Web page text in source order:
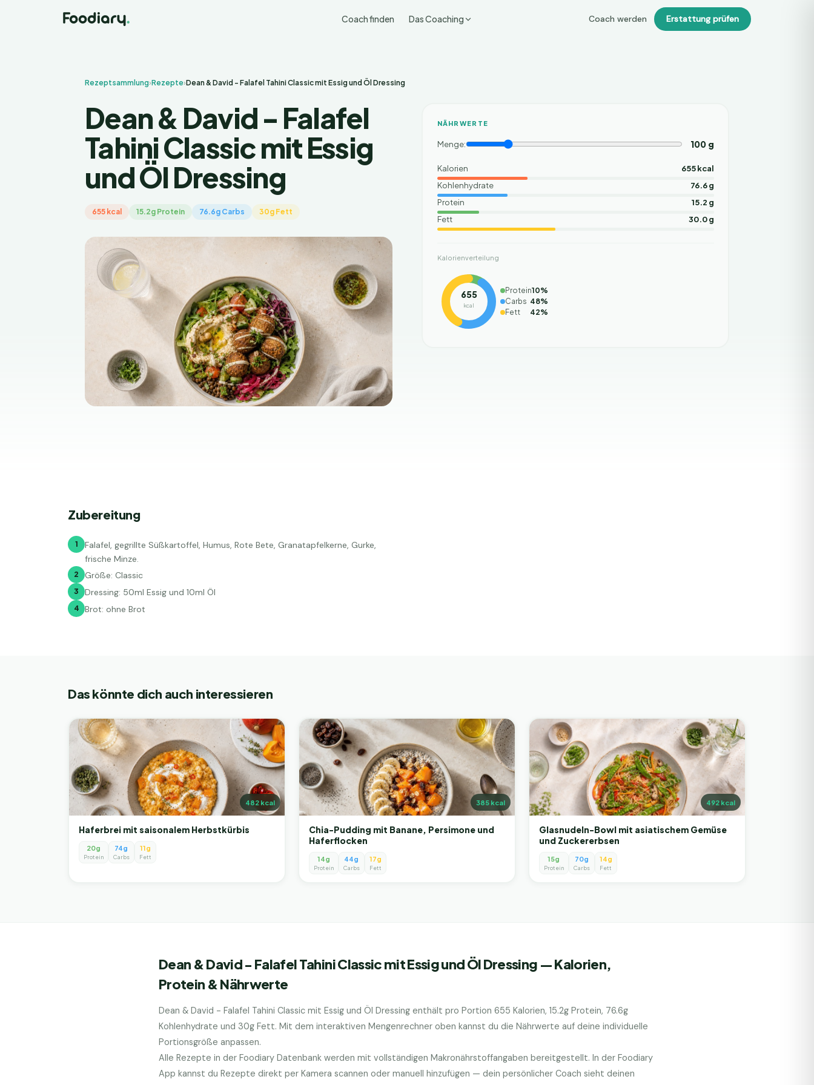
Coach finden Das Coaching Coach werden Erstattung prüfen
Rezeptsammlung›Rezepte›Dean & David - Falafel Tahini Classic mit Essig und Öl Dressing
Dean & David - Falafel
Tahini Classic mit Essig
und Öl Dressing
655 kcal 15.2g Protein 76.6g Carbs 30g Fett
NÄHRWERTE
Menge: 100g
Kalorien
655 kcal
Kohlenhydrate
76.6 g
Protein
15.2 g
Fett
30.0 g
Kalorienverteilung
655
kcal
Protein10%
Carbs 48%
Fett
42%
Zubereitung
1
Falafel, gegrillte Süßkartoffel, Humus, Rote Bete, Granatapfelkerne, Gurke,
frische Minze.
2 Größe: Classic
3 Dressing: 50ml Essig und 10ml Öl
4 Brot: ohne Brot
Das könnte dich auch interessieren
482kcal
Haferbrei mit saisonalem Herbstkürbis
20g
Protein
74g
Carbs
11g
Fett
385kcal
Chia-Pudding mit Banane, Persimone und
Haferflocken
14g
Protein
44g
Carbs
17g
Fett
492kcal
Glasnudeln-Bowl mit asiatischem Gemüse
und Zuckererbsen
15g
Protein
70g
Carbs
14g
Fett
Dean & David - Falafel Tahini Classic mit Essig und Öl Dressing — Kalorien,
Protein & Nährwerte
Dean & David - Falafel Tahini Classic mit Essig und Öl Dressing enthält pro Portion 655 Kalorien, 15.2g Protein, 76.6g
Kohlenhydrate und 30g Fett. Mit dem interaktiven Mengenrechner oben kannst du die Nährwerte auf deine individuelle
Portionsgröße anpassen.
Alle Rezepte in der Foodiary Datenbank werden mit vollständigen Makronährstoffangaben bereitgestellt. In der Foodiary
App kannst du Rezepte direkt per Kamera scannen oder manuell hinzufügen — dein persönlicher Coach sieht deinen